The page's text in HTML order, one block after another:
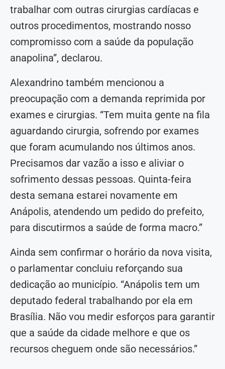
trabalhar com outras cirurgias cardíacas e
outros procedimentos, mostrando nosso
compromisso com a saúde da população
anapolina”, declarou.
Alexandrino também mencionou a
preocupação com a demanda reprimida por
exames e cirurgias. “Tem muita gente na fila
aguardando cirurgia, sofrendo por exames
que foram acumulando nos últimos anos.
Precisamos dar vazão a isso e aliviar o
sofrimento dessas pessoas. Quinta-feira
desta semana estarei novamente em
Anápolis, atendendo um pedido do prefeito,
para discutirmos a saúde de forma macro.”
Ainda sem confirmar o horário da nova visita,
o parlamentar concluiu reforçando sua
dedicação ao município. “Anápolis tem um
deputado federal trabalhando por ela em
Brasília. Não vou medir esforços para garantir
que a saúde da cidade melhore e que os
recursos cheguem onde são necessários.”